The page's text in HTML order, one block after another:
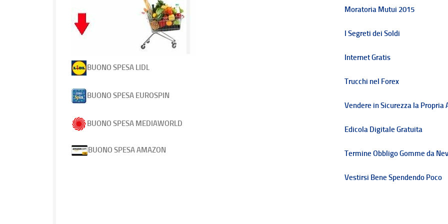
BUONO SPESA LIDL
BUONO SPESA EUROSPIN
BUONO SPESA MEDIAWORLD
BUONO SPESA AMAZON
Moratoria Mutui 2015
I Segreti dei Soldi
Internet Gratis
Trucchi nel Forex
Vendere in Sicurezza la Propria
Edicola Digitale Gratuita
Termine Obbligo Gomme da
Vestirsi Bene Spendendo Poco